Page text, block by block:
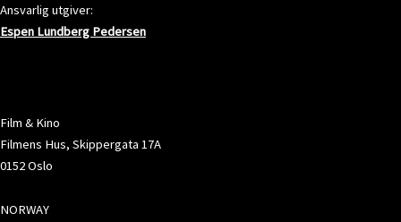
Ansvarlig utgiver:
Espen Lundberg Pedersen
Film & Kino
Filmens Hus, Skippergata 17A
0152 Oslo
NORWAY